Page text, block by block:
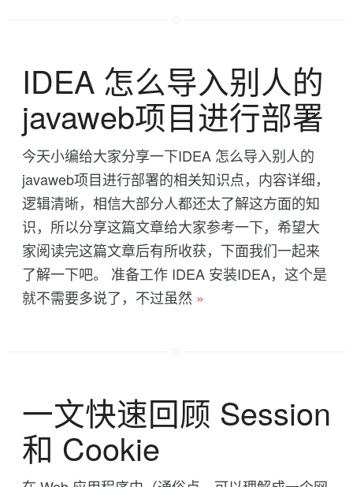
IDEA 怎么导入别人的
javaweb项目进行部署
今天小编给大家分享一下IDEA 怎么导入别人的
javaweb项目进行部署的相关知识点，内容详细，
逻辑清晰，相信大部分人都还太了解这方面的知
识，所以分享这篇文章给大家参考一下，希望大
家阅读完这篇文章后有所收获，下面我们一起来
了解一下吧。 准备工作 IDEA 安装IDEA，这个是
就不需要多说了，不过虽然 »
一文快速回顾 Session
和 Cookie